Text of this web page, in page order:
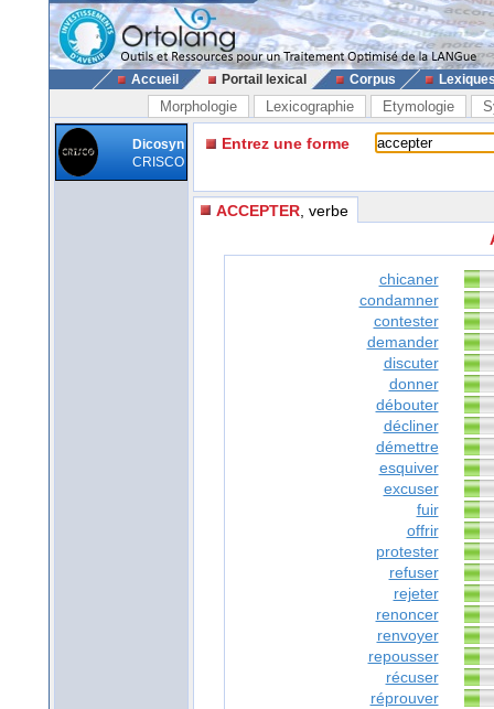
Accueil Portail lexical Corpus
Morphologie Lexicographie Etymologie
Dicosyn
CRISCO
Entrez une forme
ACCEPTER , verbe
chicaner
condamner
contester
demander
discuter
donner
débouter
décliner
démettre
esquiver
excuser
fuir
offrir
protester
refuser
rejeter
renoncer
renvoyer
repousser
récuser
réprouver